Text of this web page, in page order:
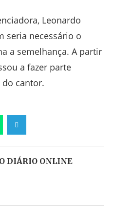
Leonardo
seria necessário o
a semelhança. A partir
a fazer parte
cantor.
Telegram
DIÁRIO ONLINE